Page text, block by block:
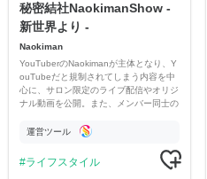
秘密結社NaokimanShow -
新世界より -
Naokiman
YouTuberのNaokimanが主体となり、Y
ouTubeだと規制されてしまう内容を中
心に、サロン限定のライブ配信やオリジ
ナル動画を公開。また、メンバー同士の
ただいています。
運営ツール
ライフスタイル